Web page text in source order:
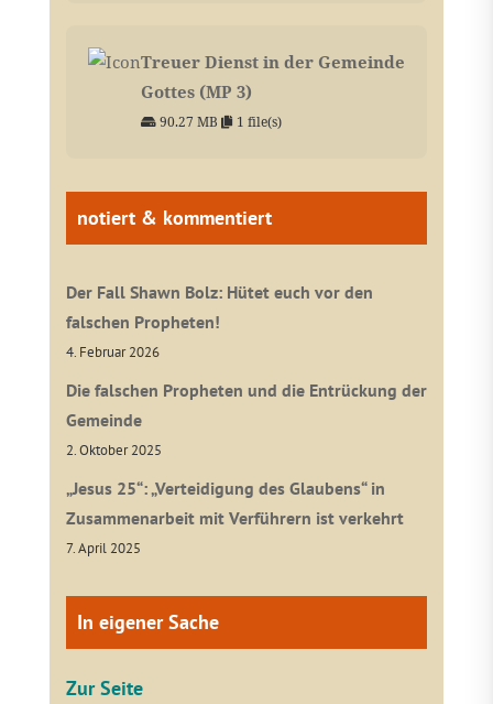
Treuer Dienst in der Gemeinde
Gottes (MP 3)
90.27 MB 1 file(s)
notiert & kommentiert
Der Fall Shawn Bolz: Hütet euch vor den
falschen Propheten!
4. Februar 2026
Die falschen Propheten und die Entrückung der
Gemeinde
2. Oktober 2025
„Jesus 25“: „Verteidigung des Glaubens“ in
Zusammenarbeit mit Verführern ist verkehrt
7. April 2025
In eigener Sache
Zur Seite